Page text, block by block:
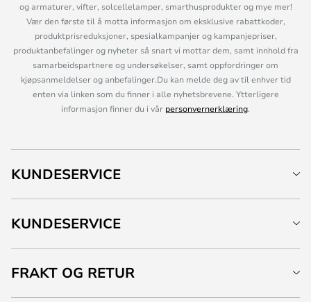
og armaturer, vifter, solcellelamper, smarthusprodukter og mye mer!
Vær den første til å motta informasjon om eksklusive rabattkoder,
produktprisreduksjoner, spesialkampanjer og kampanjepriser,
produktanbefalinger og nyheter så snart vi mottar dem, samt innhold fra
samarbeidspartnere og undersøkelser, samt oppfordringer om
kjøpsanmeldelser og anbefalinger.Du kan melde deg av til enhver tid
enten via linken som du finner i alle nyhetsbrevene. Ytterligere
informasjon finner du i vår personvernerklæring.
KUNDESERVICE
KUNDESERVICE
FRAKT OG RETUR